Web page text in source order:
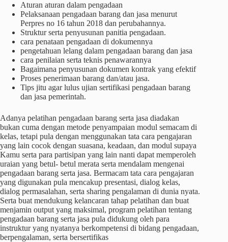
Aturan aturan dalam pengadaan
Pelaksanaan pengadaan barang dan jasa menurut
Perpres no 16 tahun 2018 dan perubahannya.
Struktur serta penyusunan panitia pengadaan.
cara penataan pengadaan di dokumennya
pengetahuan lelang dalam pengadaan barang dan jasa
cara penilaian serta teknis penawarannya
Bagaimana penyusunan dokumen kontrak yang efektif
Proses penerimaan barang dan/atau jasa.
Tips jitu agar lulus ujian sertifikasi pengadaan barang
dan jasa pemerintah.
Adanya pelatihan pengadaan barang serta jasa diadakan
bukan cuma dengan metode penyampaian modul semacam di
kelas, tetapi pula dengan menggunakan tata cara pengajaran
yang lain cocok dengan suasana, keadaan, dan modul supaya
Kamu serta para partisipan yang lain nanti dapat memperoleh
uraian yang betul- betul merata serta mendalam mengenai
pengadaan barang serta jasa. Bermacam tata cara pengajaran
yang digunakan pula mencakup presentasi, dialog kelas,
dialog permasalahan, serta sharing pengalaman di dunia nyata.
Serta buat mendukung kelancaran tahap pelatihan dan buat
menjamin output yang maksimal, program pelatihan tentang
pengadaan barang serta jasa pula didukung oleh para
instruktur yang nyatanya berkompetensi di bidang pengadaan,
berpengalaman, serta bersertifikas